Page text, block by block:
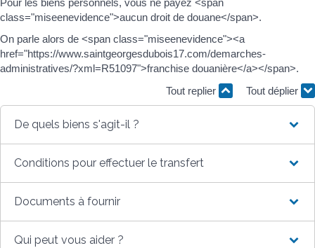
class="miseenevidence">aucun droit de douane</span>.
On parle alors de <span class="miseenevidence"><a
href="https://www.saintgeorgesdubois17.com/demarches-
administratives/?xml=R51097">franchise douanière</a></span>.
Tout replier
Tout déplier
De quels biens s'agit-il ?
Conditions pour effectuer le transfert
Documents à fournir
Qui peut vous aider ?